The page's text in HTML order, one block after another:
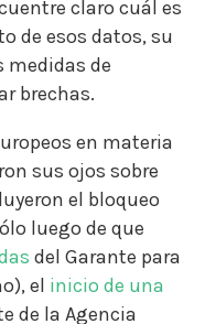
claro cuál es
de esos datos, su
de
brechas.
en materia
sus ojos sobre
el bloqueo
luego de que
del Garante para
el inicio de una
de la Agencia